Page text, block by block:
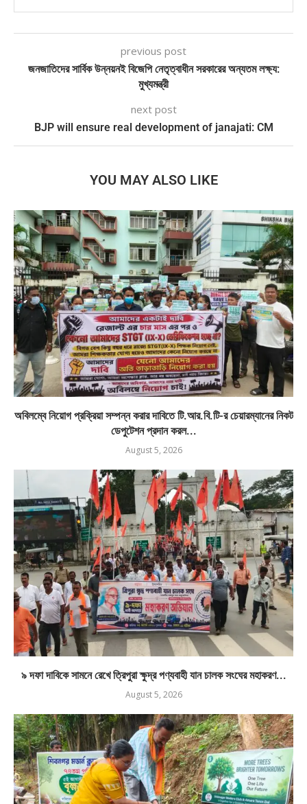
previous post
জনজাতিদের সার্বিক উন্নয়নই বিজেপি নেতৃত্বাধীন সরকারের অন্যতম লক্ষ্য:
মুখ্যমন্ত্রী
next post
BJP will ensure real development of janajati: CM
YOU MAY ALSO LIKE
অবিলম্বে নিয়োগ প্রক্রিয়া সম্পন্ন করার দাবিতে টি.আর.বি.টি-র চেয়ারম্যানের নিকট
ডেপুটেশন প্রদান করল...
August 5, 2026
৯ দফা দাবিকে সামনে রেখে ত্রিপুরা ক্ষুদ্র পণ্যবাহী যান চালক সংঘের মহাকরণ...
August 5, 2026